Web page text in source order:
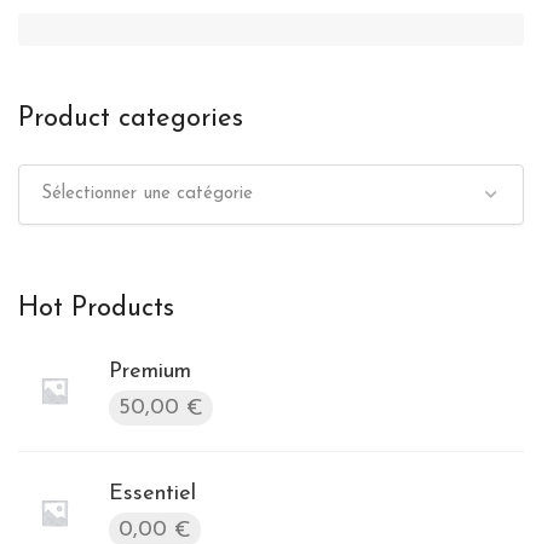
Product categories
Sélectionner une catégorie
Hot Products
Premium
50,00 €
Essentiel
0,00 €